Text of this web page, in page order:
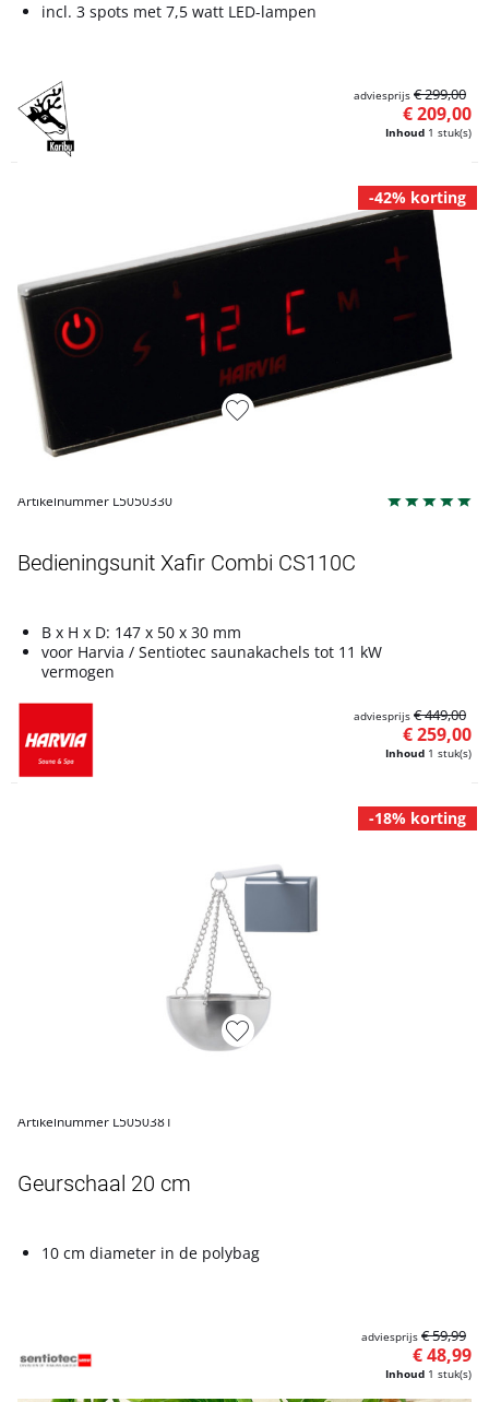
incl. 3 spots met 7,5 watt LED-lampen
Inhoud 1 stuk(s)
€ 209,00
adviesprijs € 299,00
-42% korting
Artikelnummer L5050330
Bedieningsunit Xafir Combi CS110C
B x H x D: 147 x 50 x 30 mm
voor Harvia / Sentiotec saunakachels tot 11 kW
vermogen
Inhoud 1 stuk(s)
€ 259,00
adviesprijs € 449,00
-18% korting
Artikelnummer L5050381
Geurschaal 20 cm
10 cm diameter in de polybag
Inhoud 1 stuk(s)
€ 48,99
adviesprijs € 59,99